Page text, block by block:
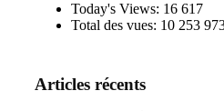
Today's Views: 16 617
Total des vues: 10 253
Articles récents